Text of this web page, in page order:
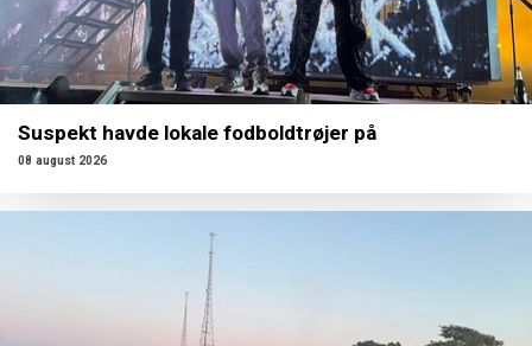
Suspekt havde lokale fodboldtrøjer på
08 august 2026